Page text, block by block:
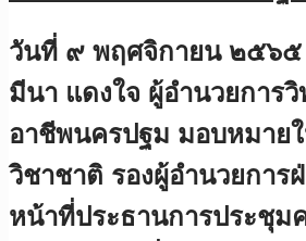
วันที่ ๙ พฤศจิกายน ๒๕๖๕
มีนา แดงใจ ผู้อำนวยการ
อาชีพนครปฐม มอบหมาย
วิชาชาติ รองผู้อำนวยการ
หน้าที่ประธานการประชุม